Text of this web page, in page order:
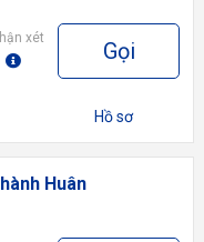
xét
Gọi
Hồ sơ
Huân